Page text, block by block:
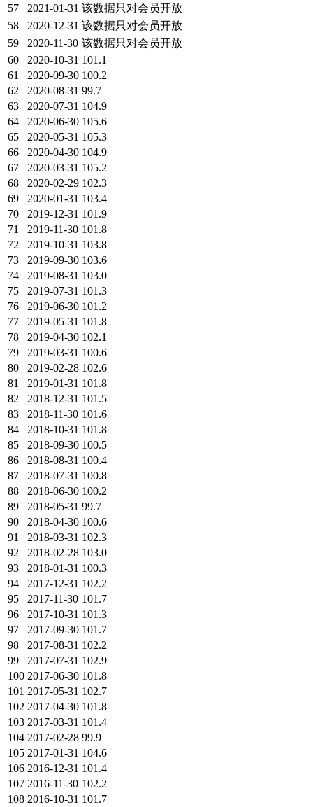
57
2021-01-31 该数据只对会员开放
58
2020-12-31 该数据只对会员开放
59
2020-11-30 该数据只对会员开放
60
2020-10-31 101.1
61
2020-09-30 100.2
62
2020-08-31 99.7
63
2020-07-31 104.9
64
2020-06-30 105.6
65
2020-05-31 105.3
66
2020-04-30 104.9
67
2020-03-31 105.2
68
2020-02-29 102.3
69
2020-01-31 103.4
70
2019-12-31 101.9
71
2019-11-30 101.8
72
2019-10-31 103.8
73
2019-09-30 103.6
74
2019-08-31 103.0
75
2019-07-31 101.3
76
2019-06-30 101.2
77
2019-05-31 101.8
78
2019-04-30 102.1
79
2019-03-31 100.6
80
2019-02-28 102.6
81
2019-01-31 101.8
82
2018-12-31 101.5
83
2018-11-30 101.6
84
2018-10-31 101.8
85
2018-09-30 100.5
86
2018-08-31 100.4
87
2018-07-31 100.8
88
2018-06-30 100.2
89
2018-05-31 99.7
90
2018-04-30 100.6
91
2018-03-31 102.3
92
2018-02-28 103.0
93
2018-01-31 100.3
94
2017-12-31 102.2
95
2017-11-30 101.7
96
2017-10-31 101.3
97
2017-09-30 101.7
98
2017-08-31 102.2
99
2017-07-31 102.9
100 2017-06-30 101.8
101 2017-05-31 102.7
102 2017-04-30 101.8
103 2017-03-31 101.4
104 2017-02-28 99.9
105 2017-01-31 104.6
106 2016-12-31 101.4
107 2016-11-30 102.2
108 2016-10-31 101.7